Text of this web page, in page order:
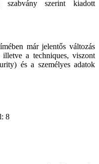
szerint kiadott
már jelentős változás
a techniques, viszont
és a személyes adatok
8